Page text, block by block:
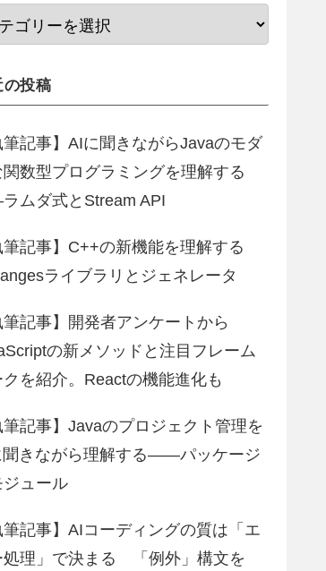
の投稿
筆記事】AIに聞きながらJavaのモダ
関数型プログラミングを理解する
ムダ式とStream API
筆記事】C++の新機能を理解する
ライブラリとジェネレータ
筆記事】開発者アンケートから
の新メソッドと注目フレーム
クを紹介。Reactの機能進化も
筆記事】Javaのプロジェクト管理を
聞きながら理解する――パッケージ
ジュール
筆記事】AIコーディングの質は「エ
処理」で決まる 「例外」構文を